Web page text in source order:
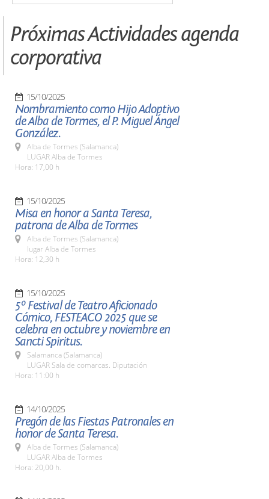
Próximas Actividades agenda
corporativa
15/10/2025
Nombramiento como Hijo Adoptivo
de Alba de Tormes, el P. Miguel Ángel
González.
Alba de Tormes (Salamanca)
LUGAR Alba de Tormes
Hora: 17,00 h
15/10/2025
Misa en honor a Santa Teresa,
patrona de Alba de Tormes
Alba de Tormes (Salamanca)
lugar Alba de Tormes
Hora: 12,30 h
15/10/2025
5º Festival de Teatro Aficionado
Cómico, FESTEACO 2025 que se
celebra en octubre y noviembre en
Sancti Spiritus.
Salamanca (Salamanca)
LUGAR Sala de comarcas. Diputación
Hora: 11:00 h
14/10/2025
Pregón de las Fiestas Patronales en
honor de Santa Teresa.
Alba de Tormes (Salamanca)
LUGAR Alba de Tormes
Hora: 20,00 h.